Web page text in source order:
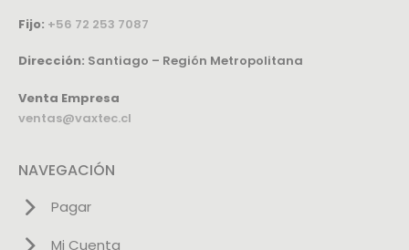
Fijo: +56 72 253 7087
Dirección: Santiago – Región Metropolitana
Venta Empresa
ventas@vaxtec.cl
NAVEGACIÓN
Pagar
Mi Cuenta